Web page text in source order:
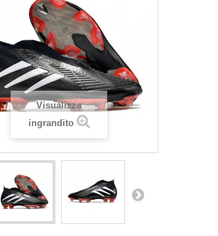
Visualizza
ingrandito